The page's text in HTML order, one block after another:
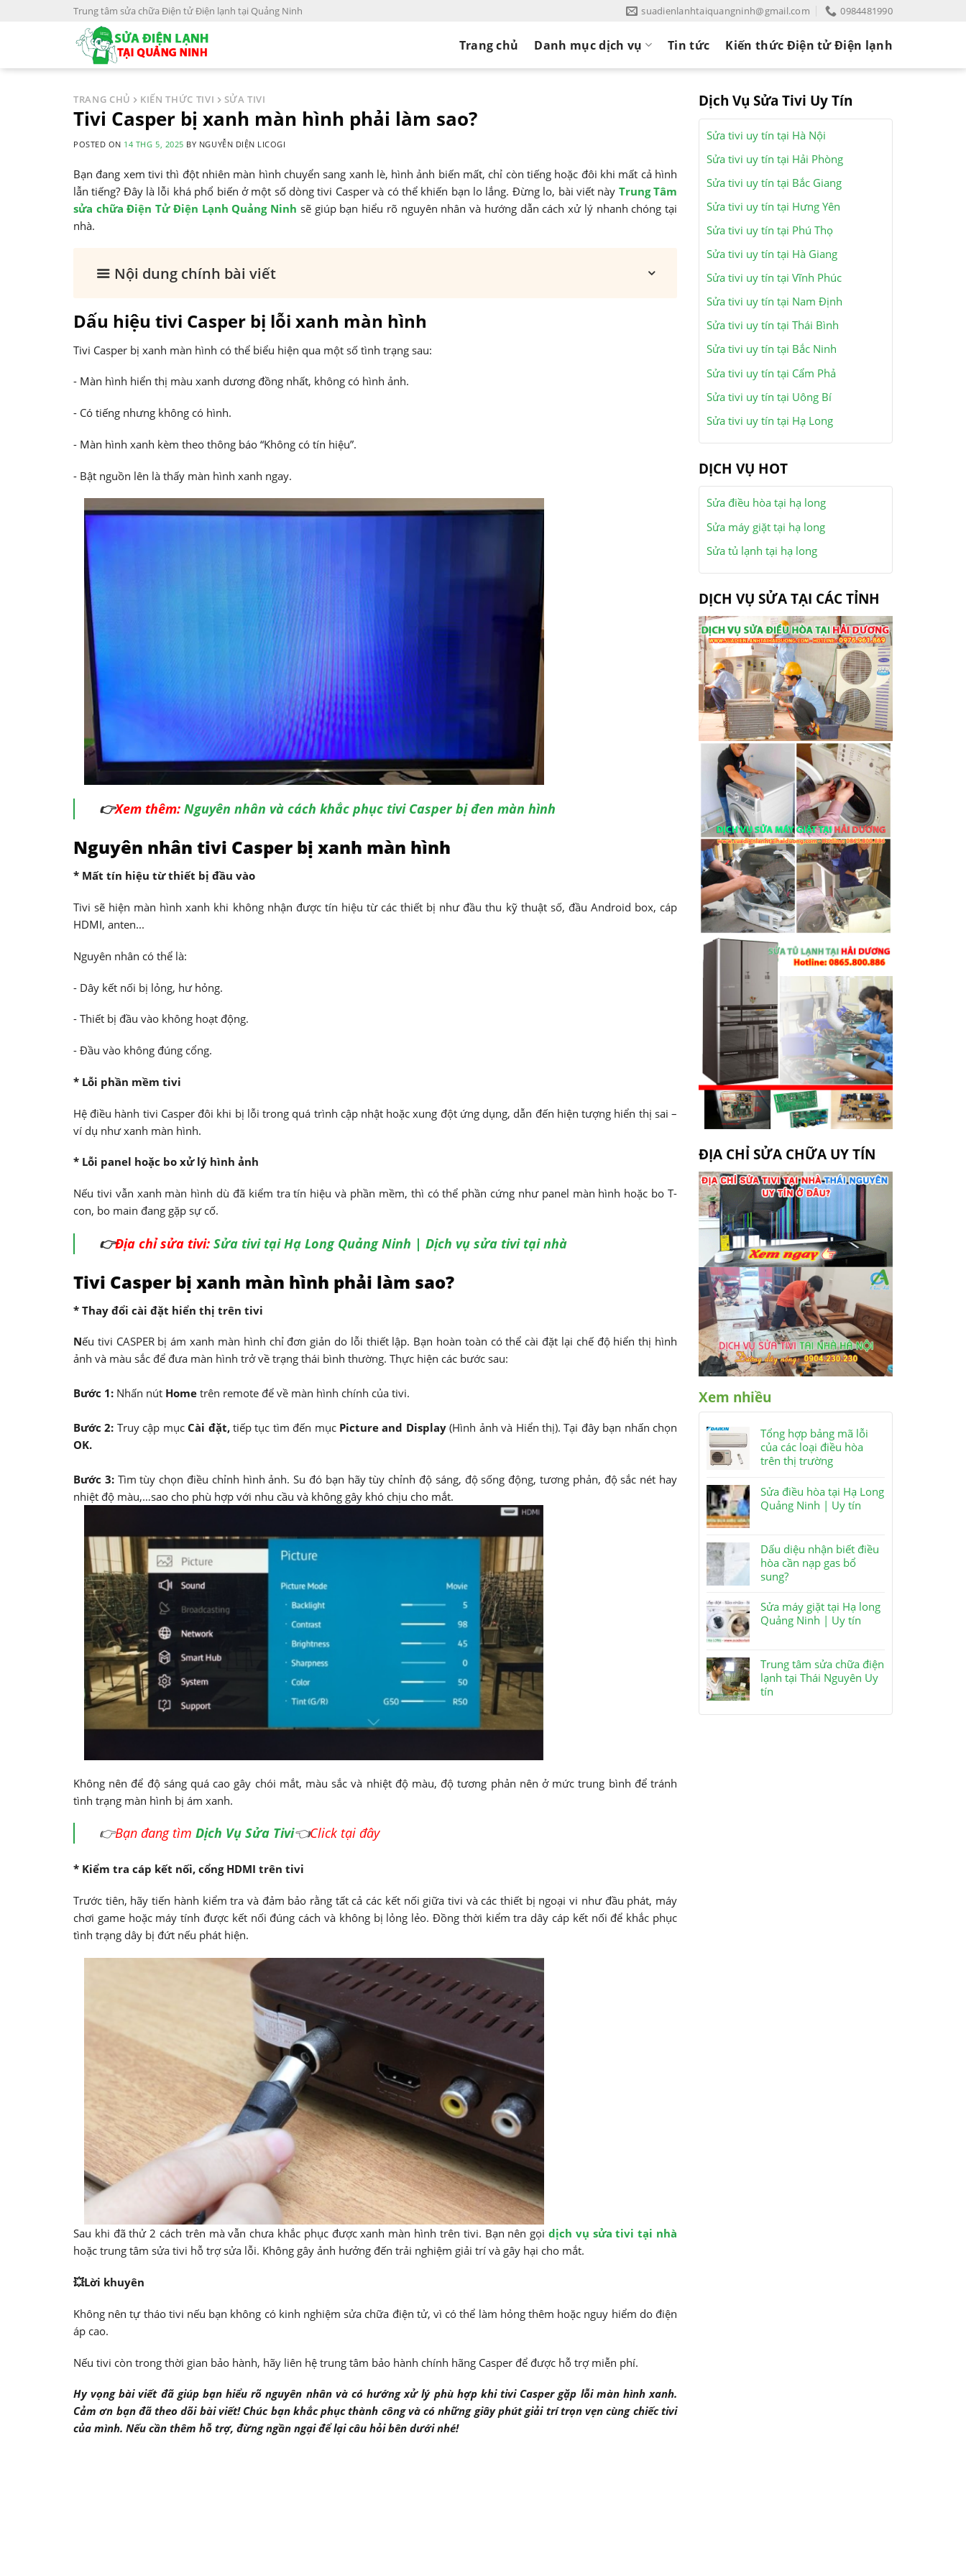
Trung tâm sửa chữa Điện tử Điện lạnh tại Quảng Ninh suadienlanhtaiquangninh@gmail.com 0984481990
Trang chủ Danh mục dịch vụ Tin tức Kiến thức Điện tử Điện lạnh
TRANG CHỦ KIẾN THỨC TIVI SỬA TIVI
Tivi Casper bị xanh màn hình phải làm sao?
POSTED ON 14 THG 5, 2025 BY NGUYỄN DIỆN LICOGI
Bạn đang xem tivi thì đột nhiên màn hình chuyển sang xanh lè, hình ảnh biến mất, chỉ còn tiếng hoặc đôi khi mất cả hình
lẫn tiếng? Đây là lỗi khá phổ biến ở một số dòng tivi Casper và có thể khiến bạn lo lắng. Đừng lo, bài viết này Trung Tâm
sửa chữa Điện Tử Điện Lạnh Quảng Ninh sẽ giúp bạn hiểu rõ nguyên nhân và hướng dẫn cách xử lý nhanh chóng tại
nhà.
Nội dung chính bài viết
Dấu hiệu tivi Casper bị lỗi xanh màn hình
Tivi Casper bị xanh màn hình có thể biểu hiện qua một số tình trạng sau:
- Màn hình hiển thị màu xanh dương đồng nhất, không có hình ảnh.
- Có tiếng nhưng không có hình.
- Màn hình xanh kèm theo thông báo “Không có tín hiệu”.
- Bật nguồn lên là thấy màn hình xanh ngay.
👉Xem thêm: Nguyên nhân và cách khắc phục tivi Casper bị đen màn hình
Nguyên nhân tivi Casper bị xanh màn hình
* Mất tín hiệu từ thiết bị đầu vào
Tivi sẽ hiện màn hình xanh khi không nhận được tín hiệu từ các thiết bị như đầu thu kỹ thuật số, đầu Android box, cáp
HDMI, anten...
Nguyên nhân có thể là:
- Dây kết nối bị lỏng, hư hỏng.
- Thiết bị đầu vào không hoạt động.
- Đầu vào không đúng cổng.
* Lỗi phần mềm tivi
Hệ điều hành tivi Casper đôi khi bị lỗi trong quá trình cập nhật hoặc xung đột ứng dụng, dẫn đến hiện tượng hiển thị sai –
ví dụ như xanh màn hình.
* Lỗi panel hoặc bo xử lý hình ảnh
Nếu tivi vẫn xanh màn hình dù đã kiểm tra tín hiệu và phần mềm, thì có thể phần cứng như panel màn hình hoặc bo T-
con, bo main đang gặp sự cố.
👉Địa chỉ sửa tivi:Sửa tivi tại Hạ Long Quảng Ninh | Dịch vụ sửa tivi tại nhà
Tivi Casper bị xanh màn hình phải làm sao?
* Thay đổi cài đặt hiển thị trên tivi
Nếu tivi CASPER bị ám xanh màn hình chỉ đơn giản do lỗi thiết lập. Bạn hoàn toàn có thể cài đặt lại chế độ hiển thị hình
ảnh và màu sắc để đưa màn hình trở về trạng thái bình thường. Thực hiện các bước sau:
Bước 1: Nhấn nút Home trên remote để về màn hình chính của tivi.
Bước 2: Truy cập mụcCài đặt, tiếp tục tìm đến mụcPicture and Display(Hình ảnh và Hiển thị). Tại đây bạn nhấn chọn
OK.
Bước 3: Tìm tùy chọn điều chỉnh hình ảnh. Su đó bạn hãy tùy chỉnh độ sáng, độ sống động, tương phản, độ sắc nét hay
nhiệt độ màu,…sao cho phù hợp với nhu cầu và không gây khó chịu cho mắt.
Không nên để độ sáng quá cao gây chói mắt, màu sắc và nhiệt độ màu, độ tương phản nên ở mức trung bình để tránh
tình trạng màn hình bị ám xanh.
👉Bạn đang tìm Dịch Vụ Sửa Tivi👈Click tại đây
* Kiểm tra cáp kết nối, cổng HDMI trên tivi
Trước tiên, hãy tiến hành kiểm tra và đảm bảo rằng tất cả các kết nối giữa tivi và các thiết bị ngoại vi như đầu phát, máy
chơi game hoặc máy tính được kết nối đúng cách và không bị lỏng lẻo. Đồng thời kiểm tra dây cáp kết nối để khắc phục
tình trạng dây bị đứt nếu phát hiện.
Sau khi đã thử 2 cách trên mà vẫn chưa khắc phục được xanh màn hình trên tivi. Bạn nên gọi dịch vụ sửa tivi tại nhà
hoặc trung tâm sửa tivi hỗ trợ sửa lỗi. Không gây ảnh hưởng đến trải nghiệm giải trí và gây hại cho mắt.
💥Lời khuyên
Không nên tự tháo tivi nếu bạn không có kinh nghiệm sửa chữa điện tử, vì có thể làm hỏng thêm hoặc nguy hiểm do điện
áp cao.
Nếu tivi còn trong thời gian bảo hành, hãy liên hệ trung tâm bảo hành chính hãng Casper để được hỗ trợ miễn phí.
Hy vọng bài viết đã giúp bạn hiểu rõ nguyên nhân và có hướng xử lý phù hợp khi tivi Casper gặp lỗi màn hình xanh.
Cảm ơn bạn đã theo dõi bài viết! Chúc bạn khắc phục thành công và có những giây phút giải trí trọn vẹn cùng chiếc tivi
của mình. Nếu cần thêm hỗ trợ, đừng ngần ngại để lại câu hỏi bên dưới nhé!
Dịch Vụ Sửa Tivi Uy Tín
Sửa tivi uy tín tại Hà Nội
Sửa tivi uy tín tại Hải Phòng
Sửa tivi uy tín tại Bắc Giang
Sửa tivi uy tín tại Hưng Yên
Sửa tivi uy tín tại Phú Thọ
Sửa tivi uy tín tại Hà Giang
Sửa tivi uy tín tại Vĩnh Phúc
Sửa tivi uy tín tại Nam Định
Sửa tivi uy tín tại Thái Bình
Sửa tivi uy tín tại Bắc Ninh
Sửa tivi uy tín tại Cẩm Phả
Sửa tivi uy tín tại Uông Bí
Sửa tivi uy tín tại Hạ Long
DỊCH VỤ HOT
Sửa điều hòa tại hạ long
Sửa máy giặt tại hạ long
Sửa tủ lạnh tại hạ long
DỊCH VỤ SỬA TẠI CÁC TỈNH
ĐỊA CHỈ SỬA CHỮA UY TÍN
Xem nhiều
Tổng hợp bảng mã lỗi
của các loại điều hòa
trên thị trường
Sửa điều hòa tại Hạ Long
Quảng Ninh | Uy tín
Dấu diệu nhận biết điều
hòa cần nạp gas bổ
sung?
Sửa máy giặt tại Hạ long
Quảng Ninh | Uy tín
Trung tâm sửa chữa điện
lạnh tại Thái Nguyên Uy
tín